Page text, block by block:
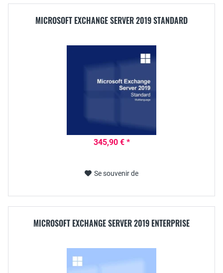
MICROSOFT EXCHANGE SERVER 2019 STANDARD
345,90 € *
Se souvenir de
MICROSOFT EXCHANGE SERVER 2019 ENTERPRISE